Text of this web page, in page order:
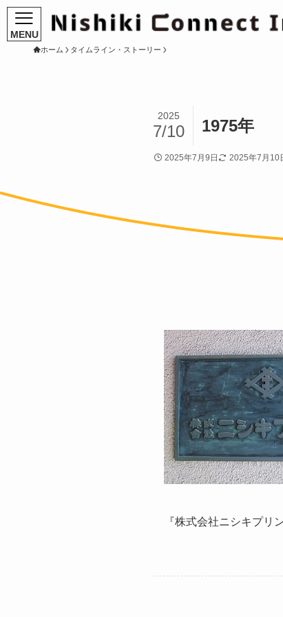
ホーム タイムライン・ストーリー
1975年
2025
7/10
2025年7月9日 2025年7月10
『株式会社ニシキプリ